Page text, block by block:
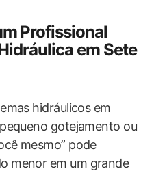
Profissional‍
‌em Sete‍
hidráulicos em
gotejamento ou
mesmo” pode
menor em‍ um grande